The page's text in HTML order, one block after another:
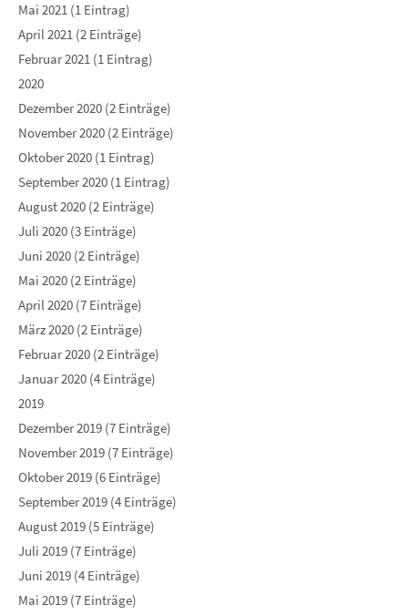
Mai 2021 (1 Eintrag)
April 2021 (2 Einträge)
Februar 2021 (1 Eintrag)
2020
Dezember 2020 (2 Einträge)
November 2020 (2 Einträge)
Oktober 2020 (1 Eintrag)
September 2020 (1 Eintrag)
August 2020 (2 Einträge)
Juli 2020 (3 Einträge)
Juni 2020 (2 Einträge)
Mai 2020 (2 Einträge)
April 2020 (7 Einträge)
März 2020 (2 Einträge)
Februar 2020 (2 Einträge)
Januar 2020 (4 Einträge)
2019
Dezember 2019 (7 Einträge)
November 2019 (7 Einträge)
Oktober 2019 (6 Einträge)
September 2019 (4 Einträge)
August 2019 (5 Einträge)
Juli 2019 (7 Einträge)
Juni 2019 (4 Einträge)
Mai 2019 (7 Einträge)